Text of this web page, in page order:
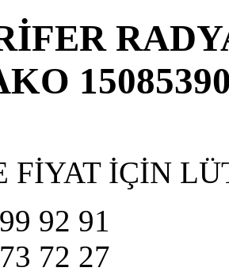
FİYAT İÇİN
92 91
72 27